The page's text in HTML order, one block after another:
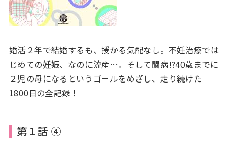
婚活２年で結婚するも、授かる気配なし。不妊治療では
じめての妊娠、なのに流産…。そして闘病!?40歳までに
２児の母になるというゴールをめざし、走り続けた
1800日の全記録！
第１話 ④